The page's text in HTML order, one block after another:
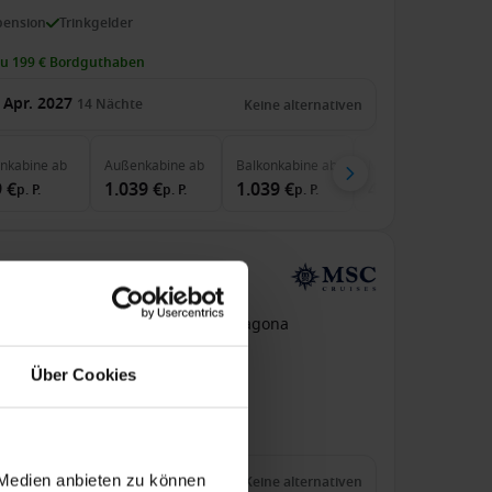
Über Cookies
anbieten zu können
Trinkgelder
199 € Bordguthaben
Apr. 2027 14 Nächte Keine alternativen
ab
€p. P.
Außenkabine ab
1.039 €p. P.
Balkonkabine ab
1.039 €p. P.
Rio de Janeiro, Brasilien An Tarragona
Apr. 2027 13Nächte Keine alternativen